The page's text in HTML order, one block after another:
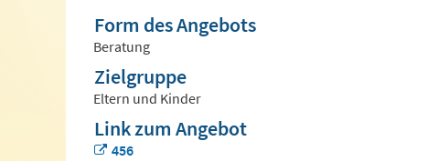
Form des Angebots
Beratung
Zielgruppe
Eltern und Kinder
Link zum Angebot
456